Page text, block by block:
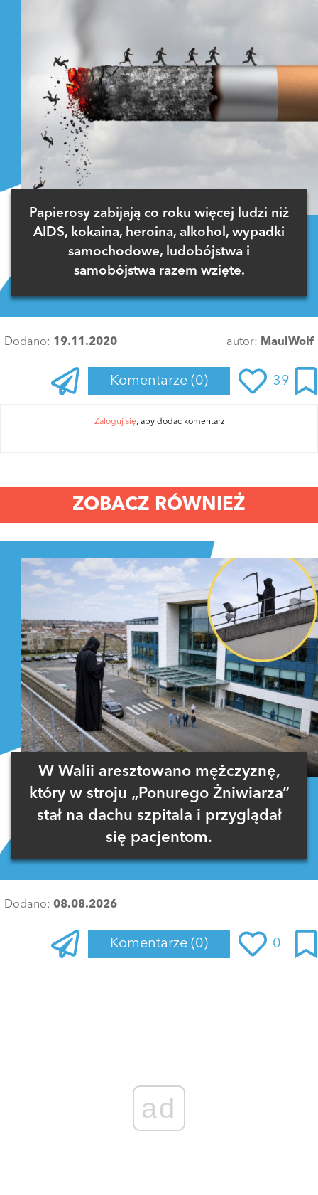
Papierosy zabijają co roku więcej ludzi niż
AIDS, kokaina, heroina, alkohol, wypadki
samochodowe, ludobójstwa i
samobójstwa razem wzięte.
Dodano: 19.11.2020 autor: MaulWolf
Komentarze (0) 39
Zaloguj się, aby dodać komentarz
ZOBACZ RÓWNIEŻ
W Walii aresztowano mężczyznę,
który w stroju „Ponurego Żniwiarza”
stał na dachu szpitala i przyglądał
się pacjentom.
Dodano: 08.08.2026
Komentarze (0) 0
ad